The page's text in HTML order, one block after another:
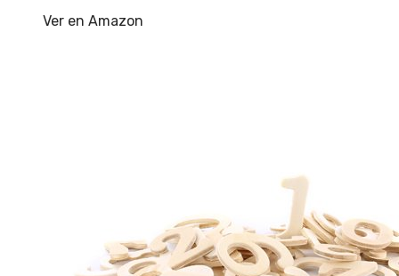
Ver en Amazon